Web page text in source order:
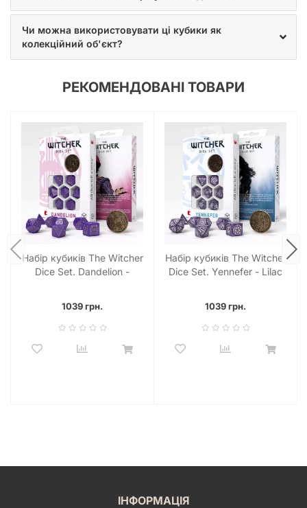
Чи можна використовувати ці кубики як
колекційний об'єкт?
РЕКОМЕНДОВАНІ ТОВАРИ
Набір кубиків The Witcher
Dice Set. Dandelion -
1039 грн.
Набір кубиків The Witcher
Dice Set. Yennefer - Lilac
1039 грн.
ІНФОРМАЦІЯ